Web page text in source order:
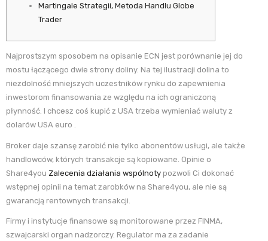
Martingale Strategii, Metoda Handlu Globe
Trader
Najprostszym sposobem na opisanie ECN jest porównanie jej do
mostu łączącego dwie strony doliny. Na tej ilustracji dolina to
niezdolność mniejszych uczestników rynku do zapewnienia
inwestorom finansowania ze względu na ich ograniczoną
płynność. I chcesz coś kupić z USA trzeba wymieniać waluty z
dolarów USA euro .
Broker daje szansę zarobić nie tylko abonentów usługi, ale także
handlowców, których transakcje są kopiowane. Opinie o
Share4you Zalecenia działania wspólnoty pozwoli Ci dokonać
wstępnej opinii na temat zarobków na Share4you, ale nie są
gwarancją rentownych transakcji.
Firmy i instytucje finansowe są monitorowane przez FINMA,
szwajcarski organ nadzorczy. Regulator ma za zadanie